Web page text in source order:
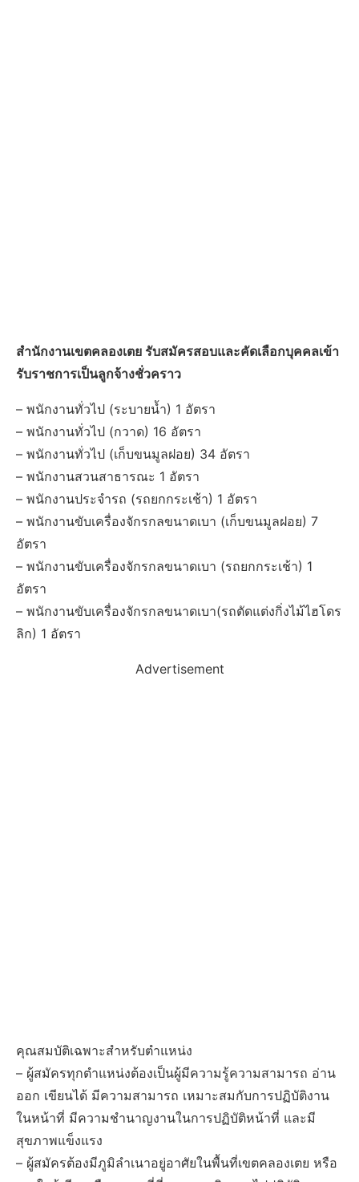
สำนักงานเขตคลองเตย รับสมัครสอบและคัดเลือกบุคคลเข้า
รับราชการเป็นลูกจ้างชั่วคราว
– พนักงานทั่วไป (ระบายน้ำ) 1 อัตรา
– พนักงานทั่วไป (กวาด) 16 อัตรา
– พนักงานทั่วไป (เก็บขนมูลฝอย) 34 อัตรา
– พนักงานสวนสาธารณะ 1 อัตรา
– พนักงานประจำรถ (รถยกกระเช้า) 1 อัตรา
– พนักงานขับเครื่องจักรกลขนาดเบา (เก็บขนมูลฝอย) 7
อัตรา
– พนักงานขับเครื่องจักรกลขนาดเบา (รถยกกระเช้า) 1
อัตรา
– พนักงานขับเครื่องจักรกลขนาดเบา(รถตัดแต่งกิ่งไม้ไฮโดร
ลิก) 1 อัตรา
Advertisement
คุณสมบัติเฉพาะสำหรับตำแหน่ง
– ผู้สมัครทุกตำแหน่งต้องเป็นผู้มีความรู้ความสามารถ อ่าน
ออก เขียนได้ มีความสามารถ เหมาะสมกับการปฏิบัติงาน
ในหน้าที่ มีความชำนาญงานในการปฏิบัติหน้าที่ และมี
สุขภาพแข็งแรง
– ผู้สมัครต้องมีภูมิลำเนาอยู่อาศัยในพื้นที่เขตคลองเตย หรือ